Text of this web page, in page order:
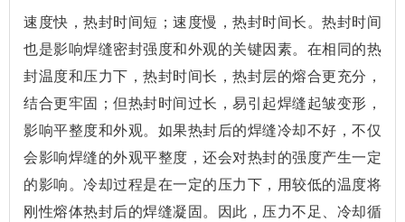
速度快，热封时间短；速度慢，热封时间长。热封时间
也是影响焊缝密封强度和外观的关键因素。在相同的热
封温度和压力下，热封时间长，热封层的熔合更充分，
结合更牢固；但热封时间过长，易引起焊缝起皱变形，
影响平整度和外观。如果热封后的焊缝冷却不好，不仅
会影响焊缝的外观平整度，还会对热封的强度产生一定
的影响。冷却过程是在一定的压力下，用较低的温度将
刚性熔体热封后的焊缝凝固。因此，压力不足、冷却循